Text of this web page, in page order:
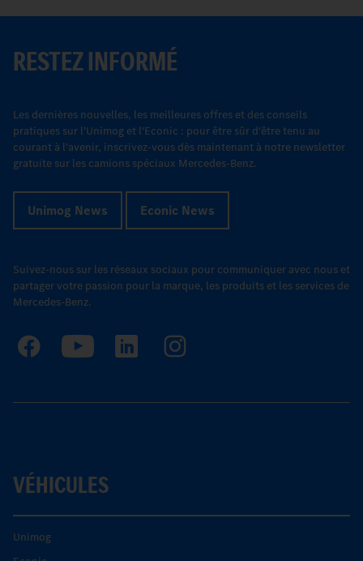
RESTEZ INFORMÉ
Les dernières nouvelles, les meilleures offres et des conseils
pratiques sur l'Unimog et l'Econic : pour être sûr d'être tenu au
courant à l'avenir, inscrivez-vous dès maintenant à notre newsletter
gratuite sur les camions spéciaux Mercedes-Benz.
Unimog News Econic News
Suivez-nous sur les réseaux sociaux pour communiquer avec nous et
partager votre passion pour la marque, les produits et les services de
Mercedes-Benz.
VÉHICULES
Unimog